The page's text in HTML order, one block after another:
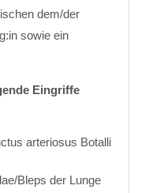
dem/der
sowie ein
Eingriffe
arteriosus Botalli
Bleps der Lunge